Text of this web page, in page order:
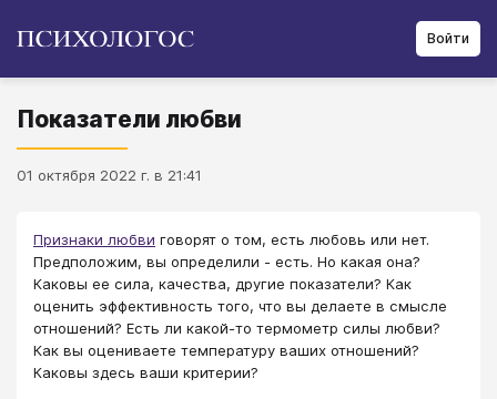
Войти
Показатели любви
01 октября 2022 г. в 21:41
Признаки любви говорят о том, есть любовь или нет.
Предположим, вы определили - есть. Но какая она?
Каковы ее сила, качества, другие показатели? Как
оценить эффективность того, что вы делаете в смысле
отношений? Есть ли какой-то термометр силы любви?
Как вы оцениваете температуру ваших отношений?
Каковы здесь ваши критерии?